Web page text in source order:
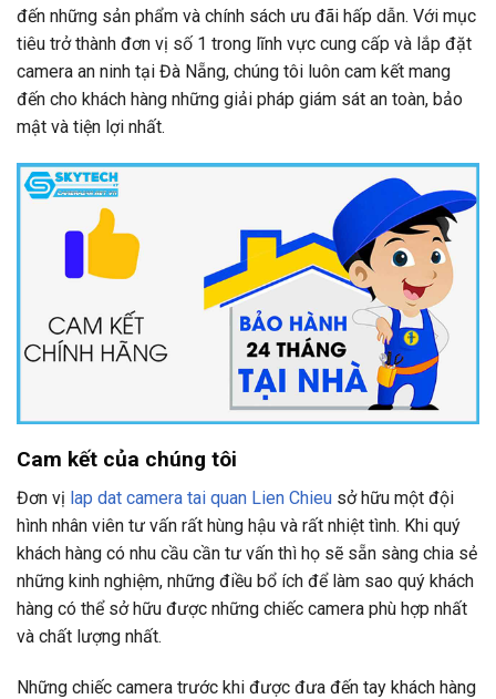
đến những sản phẩm và chính sách ưu đãi hấp dẫn. Với mục
tiêu trở thành đơn vị số 1 trong lĩnh vực cung cấp và lắp đặt
camera an ninh tại Đà Nẵng, chúng tôi luôn cam kết mang
đến cho khách hàng những giải pháp giám sát an toàn, bảo
mật và tiện lợi nhất.
Cam kết của chúng tôi
Đơn vị lap dat camera tai quan Lien Chieu sở hữu một đội
hình nhân viên tư vấn rất hùng hậu và rất nhiệt tình. Khi quý
khách hàng có nhu cầu cần tư vấn thì họ sẽ sẵn sàng chia sẻ
những kinh nghiệm, những điều bổ ích để làm sao quý khách
hàng có thể sở hữu được những chiếc camera phù hợp nhất
và chất lượng nhất.
Những chiếc camera trước khi được đưa đến tay khách hàng